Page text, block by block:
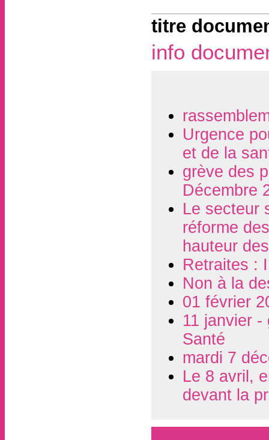
titre
info
Urgence
et de la
grève des
Décembre
Le secteur
réforme
hauteur
Retraites :
Non à la
01 février
11 janvier
Santé
mardi 7
Le 8 avril,
devant la